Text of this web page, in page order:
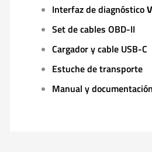
Interfaz de diagnóstico
Set de cables OBD-II
Cargador y cable USB-C
Estuche de transporte
Manual y documentación